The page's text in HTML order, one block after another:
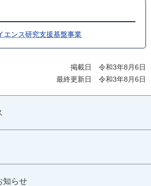
エンス研究支援基盤事業
掲載日 令和3年8月6日
最終更新日 令和3年8月6日
知らせ